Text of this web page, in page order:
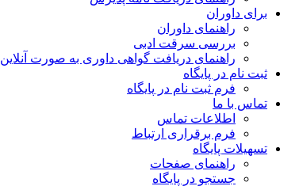
برای داوران
راهنمای داوران
بررسی سرقت ادبی
راهنمای دریافت گواهی داوری به صورت آنلاین
ثبت نام در پایگاه
فرم ثبت نام در پایگاه
تماس با ما
اطلاعات تماس
فرم برقراری ارتباط
تسهیلات پایگاه
راهنمای صفحات
جستجو در پایگاه